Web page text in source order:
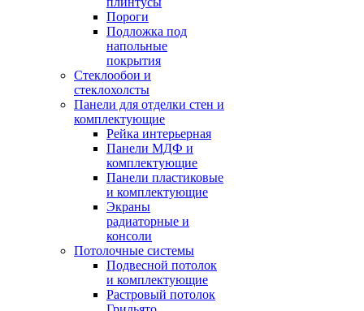
Пороги
Подложка под
напольные
покрытия
Стеклообои и
стеклохолсты
Панели для отделки стен и
комплектующие
Рейка интерьерная
Панели МДФ и
комплектующие
Панели пластиковые
и комплектующие
Экраны
радиаторные и
консоли
Потолочные системы
Подвесной потолок
и комплектующие
Растровый потолок